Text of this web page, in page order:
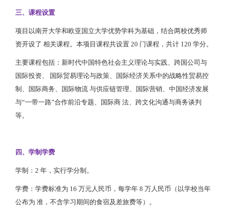
三、课程设置
项目以南开大学和欧亚国立大学优势学科为基础，结合两校优秀师
资开设了 相关课程。本项目课程共设置 20 门课程，共计 120 学分。
主要课程包括：新时代中国特色社会主义理论与实践、跨国公司与
国际投资、 国际贸易理论与政策、国际经济关系中的战略性贸易控
制、国际商务、国际物流 与供应链管理、国际营销、中国经济发展
与“一带一路”合作前沿专题、国际商 法、跨文化沟通与商务谈判
等。
四、学制学费
学制：2 年，实行学分制。
学费：学费标准为 16 万元人民币，每学年 8 万人民币（以学校当年
公布为 准，不含学习期间的食宿及差旅费等）。